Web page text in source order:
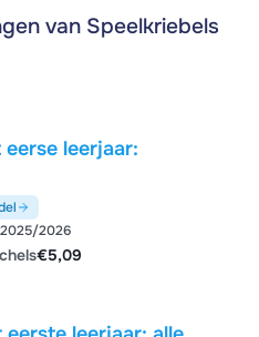
van Speelkriebels
leerjaar:
2025/2026
€5,09